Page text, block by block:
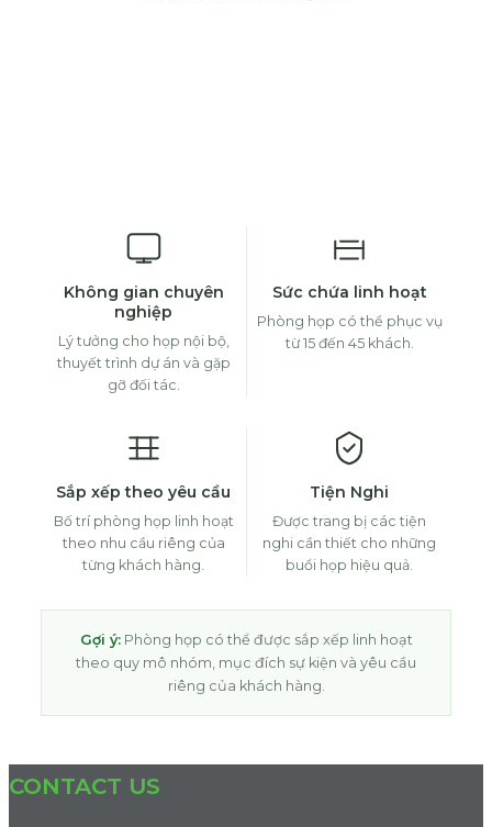
Không gian chuyên
nghiệp
Lý tưởng cho họp nội bộ,
thuyết trình dự án và gặp
gỡ đối tác.
Sức chứa linh hoạt
Phòng họp có thể phục vụ
từ 15 đến 45 khách.
Sắp xếp theo yêu cầu
Bố trí phòng họp linh hoạt
theo nhu cầu riêng của
từng khách hàng.
Tiện Nghi
Được trang bị các tiện
nghi cần thiết cho những
buổi họp hiệu quả.
Gợi ý:Phòng họp có thể được sắp xếp linh hoạt
theo quy mô nhóm, mục đích sự kiện và yêu cầu
riêng của khách hàng.
CONTACT US